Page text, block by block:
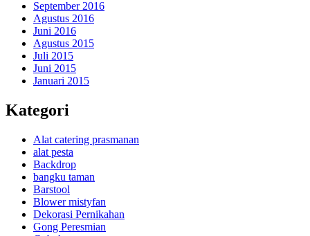
September 2016
Agustus 2016
Juni 2016
Agustus 2015
Juli 2015
Juni 2015
Januari 2015
Kategori
Alat catering prasmanan
alat pesta
Backdrop
bangku taman
Barstool
Blower mistyfan
Dekorasi Pernikahan
Gong Peresmian